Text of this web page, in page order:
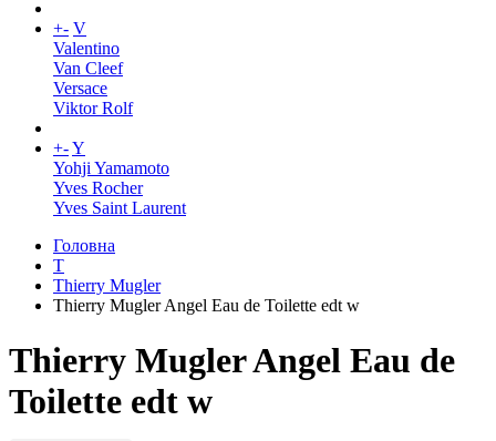
+- V
Valentino
Van Cleef
Versace
Viktor Rolf
+-Y
Yohji Yamamoto
Yves Rocher
Yves Saint Laurent
Головна
T
Thierry Mugler
Thierry Mugler Angel Eau de Toilette edt w
Thierry Mugler Angel Eau de
Toilette edt w